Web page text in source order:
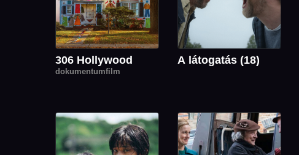
306 Hollywood
dokumentumfilm
A látogatás (18)